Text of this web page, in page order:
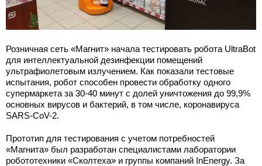
Розничная сеть «Магнит» начала тестировать робота UltraBot
для интеллектуальной дезинфекции помещений
ультрафиолетовым излучением. Как показали тестовые
испытания, робот способен провести обработку одного
супермаркета за 30-40 минут с долей уничтожения до 99,9%
основных вирусов и бактерий, в том числе, коронавируса
SARS-CoV-2.
Прототип для тестирования с учетом потребностей
«Магнита» был разработан специалистами лаборатории
робототехники «Сколтеха» и группы компаний InEnergy. За